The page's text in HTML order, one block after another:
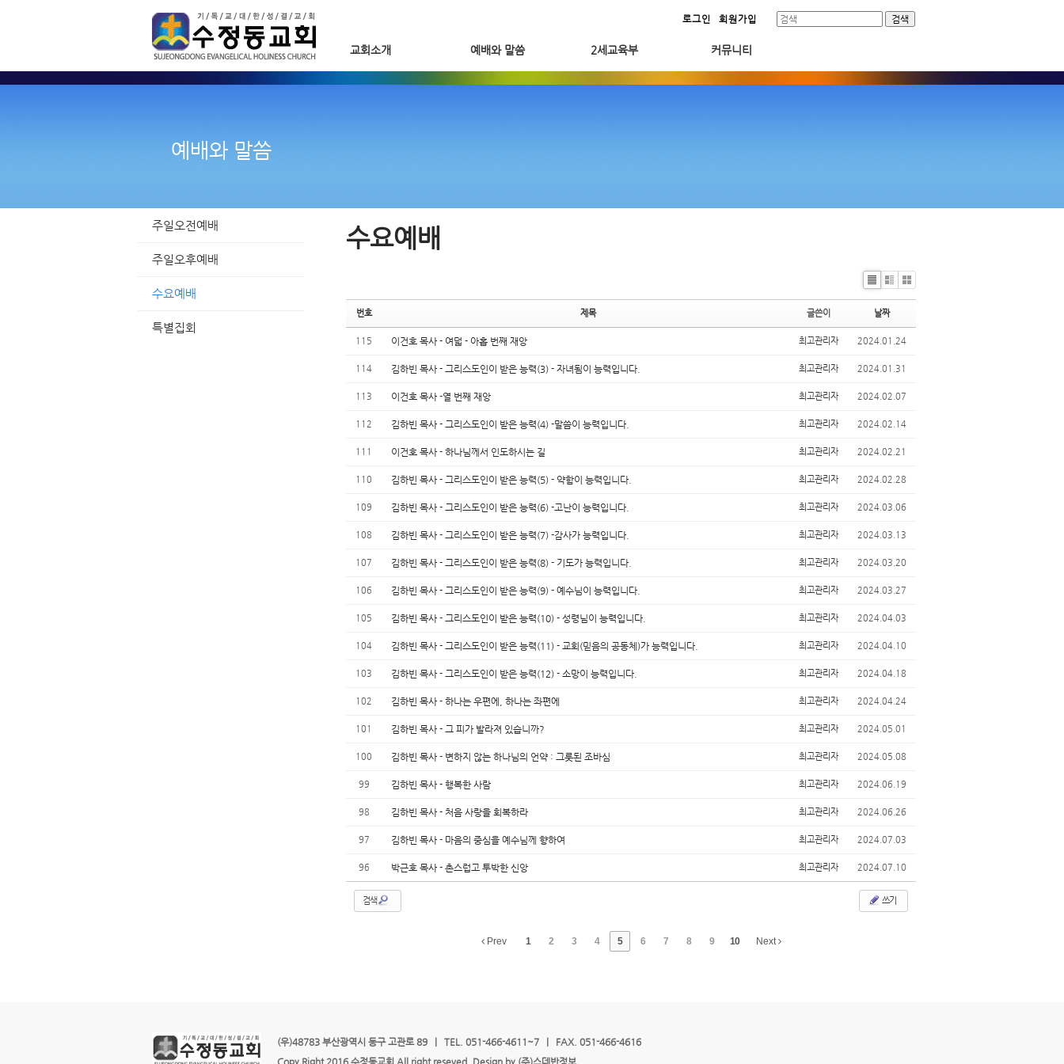
교회소개 예배와 말씀 2세교육부 커뮤니티
로그인 회원가입
예배와 말씀
주일오전예배
주일오후예배
수요예배
특별집회
수요예배
Li
Zi
n
e
G
번호 제목 글쓴이 날짜
115 이건호 목사 - 여덟 - 아홉 번째 재앙 최고관리자 2024.01.24
114 김하빈 목사 - 그리스도인이 받은 능력(3) - 자녀됨이 능력입니다. 최고관리자 2024.01.31
113 이건호 목사 -열 번째 재앙 최고관리자 2024.02.07
112 김하빈 목사 - 그리스도인이 받은 능력(4) -말씀이 능력입니다. 최고관리자 2024.02.14
111 이건호 목사 - 하나님께서 인도하시는 길 최고관리자 2024.02.21
110 김하빈 목사 - 그리스도인이 받은 능력(5) - 약함이 능력입니다. 최고관리자 2024.02.28
109 김하빈 목사 - 그리스도인이 받은 능력(6) -고난이 능력입니다. 최고관리자 2024.03.06
108 김하빈 목사 - 그리스도인이 받은 능력(7) -감사가 능력입니다. 최고관리자 2024.03.13
107 김하빈 목사 - 그리스도인이 받은 능력(8) - 기도가 능력입니다. 최고관리자 2024.03.20
106 김하빈 목사 - 그리스도인이 받은 능력(9) - 예수님이 능력입니다. 최고관리자 2024.03.27
105 김하빈 목사 - 그리스도인이 받은 능력(10) - 성령님이 능력입니다. 최고관리자 2024.04.03
104 김하빈 목사 - 그리스도인이 받은 능력(11) - 교회(믿음의 공동체)가 능력입니다. 최고관리자 2024.04.10
103 김하빈 목사 - 그리스도인이 받은 능력(12) - 소망이 능력입니다. 최고관리자 2024.04.18
102 김하빈 목사 - 하나는 우편에, 하나는 좌편에 최고관리자 2024.04.24
101 김하빈 목사 - 그 피가 발라져 있습니까? 최고관리자 2024.05.01
100 김하빈 목사 - 변하지 않는 하나님의 언약 : 그릇된 조바심 최고관리자 2024.05.08
99 김하빈 목사 - 행복한 사람 최고관리자 2024.06.19
98 김하빈 목사 - 처음 사랑을 회복하라 최고관리자 2024.06.26
97 김하빈 목사 - 마음의 중심을 예수님께 향하여 최고관리자 2024.07.03
96 박근호 목사 - 촌스럽고 투박한 신앙 최고관리자 2024.07.10
검색 쓰기
Prev 1 2 3 4 5 6 7 8 9 10 Next
(우)48783 부산광역시 동구 고관로 89 | TEL. 051-466-4611~7 | FAX. 051-466-4616
Copy Right 2016 수정동교회 All right reseved. Design by (주)스데반정보
Sketchbook5, 스케치북5
Sketchbook5, 스케치북5
Sketchbook5, 스케치북5
Sketchbook5, 스케치북5